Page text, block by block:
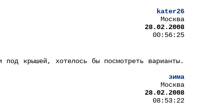
kater26
Москва
28.02.2008
00:56:25
крышей, хотелось бы посмотреть варианты.
зима
Москва
28.02.2008
08:53:22